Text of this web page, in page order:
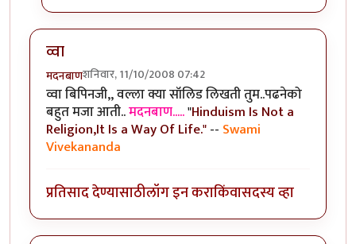
व्वा
मदनबाणशनिवार, 11/10/2008 07:42
व्वा बिपिनजी,, वल्ला क्या सॉलिड लिखती तुम..पढनेको
बहुत मजा आती..मदनबाण....."Hinduism Is Not a
Religion,It Is a Way Of Life."-- Swami
Vivekananda
प्रतिसाद देण्यासाठीलॉग इन कराकिंवासदस्य व्हा